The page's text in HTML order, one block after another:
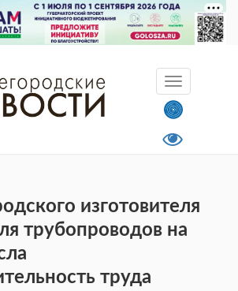
изготовителя
трубопроводов на
труда